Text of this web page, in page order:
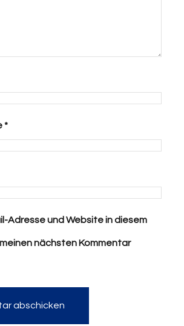
*
Adresse und Website in diesem
nächsten Kommentar